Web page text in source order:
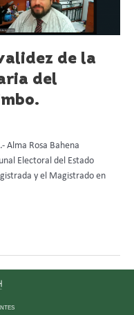
de la
del
Alma Rosa Bahena
Electoral del Estado
y el Magistrado en